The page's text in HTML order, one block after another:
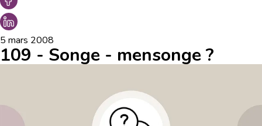
5 mars 2008
109 - Songe - mensonge ?